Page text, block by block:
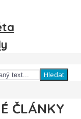
Hledat
ČLÁNKY